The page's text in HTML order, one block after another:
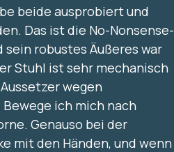
beide ausprobiert und
Das ist die No-Nonsense-
robustes Äußeres war
Stuhl ist sehr mechanisch
wegen
ich mich nach
Genauso bei der
mit den Händen, und wenn